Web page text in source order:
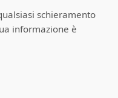
schieramento
informazione è